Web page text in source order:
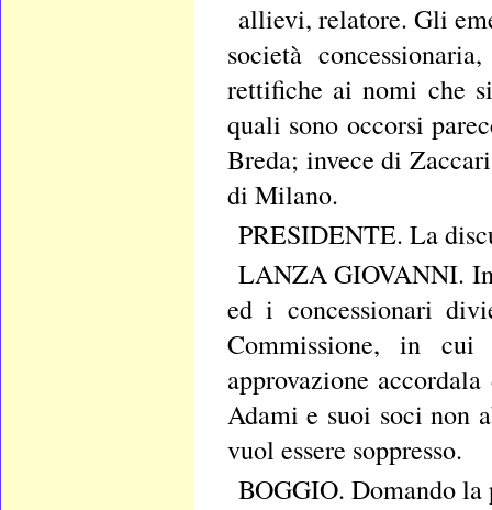
allievi, relatore. Gli
società
rettifiche ai nomi che
quali sono occorsi
Breda; invece di
di Milano.
PRESIDENTE. La
LANZA GIOVANNI.
ed i concessionari
Commissione, in
approvazione
Adami e suoi soci non
vuol essere soppresso.
BOGGIO. Domando la